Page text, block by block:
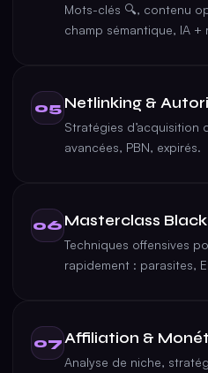
Mots-clés 🔍, contenu
champ sémantique, IA +
05 Netlinking &
Stratégies d’acquisition
avancées, PBN, expirés.
06 Masterclass
Techniques offensives
rapidement : parasites,
07Affiliation &
Analyse de niche,